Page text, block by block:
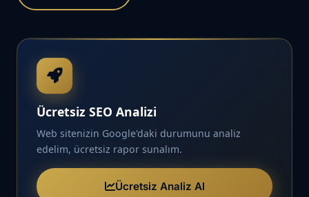
Ücretsiz SEO Analizi
Web sitenizin Google'daki durumunu analiz
edelim, ücretsiz rapor sunalım.
Ücretsiz Analiz Al